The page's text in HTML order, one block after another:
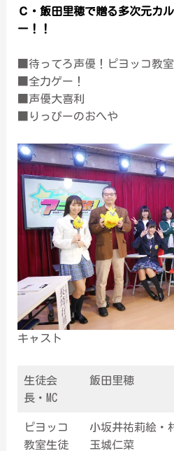
Ｃ・飯田里穂で贈る多次元カ
ー！！
■待ってろ声優！ピヨッコ教室
■全力ゲー！
■声優大喜利
■りっぴーのおへや
キャスト
生徒会
長・MC
飯田里穂
ピヨッコ
教室生徒
小坂井祐莉絵・
玉城仁菜